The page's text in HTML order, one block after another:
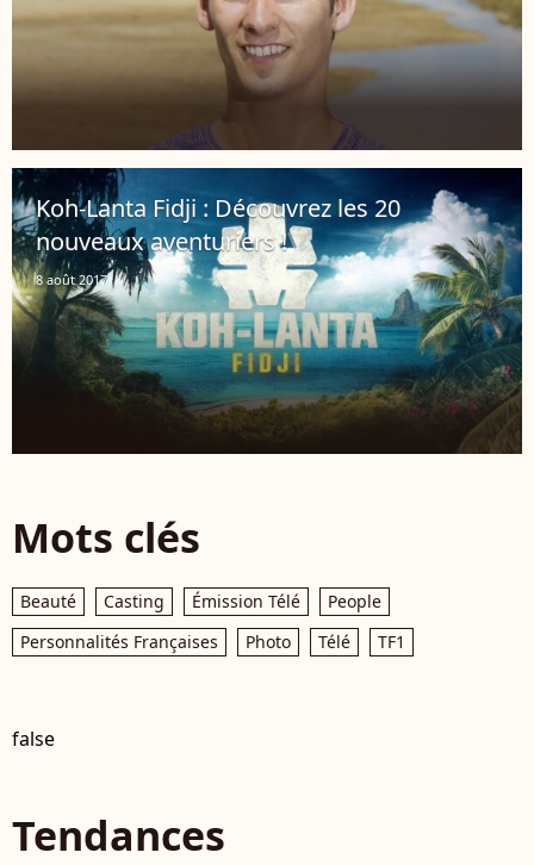
Koh-Lanta Fidji : Découvrez les 20
nouveaux aventuriers !
8 août 2017
Mots clés
Beauté Casting Émission Télé
People
Personnalités Françaises
Photo Télé TF1
false
Tendances